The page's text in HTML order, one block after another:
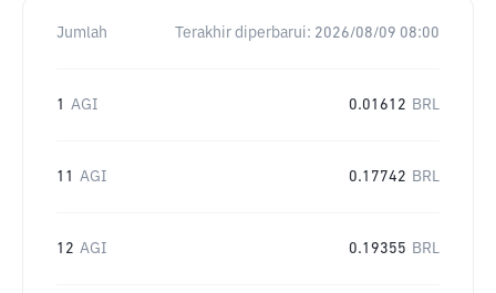
Jumlah Terakhir diperbarui: 2026/08/09 08:00
1 AGI 0.01612 BRL
11 AGI 0.17742 BRL
12 AGI 0.19355 BRL